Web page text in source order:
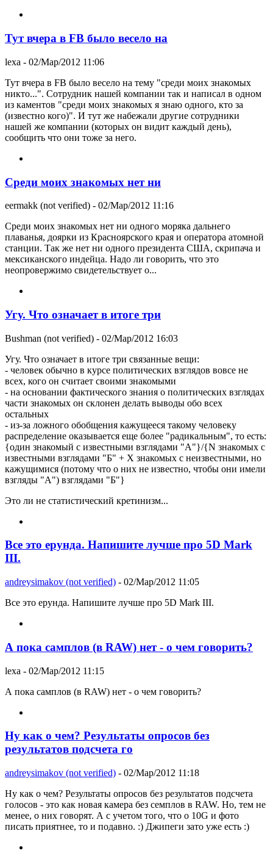
Тут вчера в FB было весело на
lexa - 02/Мар/2012 11:06
Тут вчера в FB было весело на тему "среди моих знакомых
никто...". Сотрудник нашей компании так и написал в одном
из каментов "среди моих знакомых я знаю одного, кто за
(известно кого)". И тут же набежали другие сотрудники
нашей же компании (которых он видит каждый день),
сообщить что они тоже за него.
Среди моих знакомых нет ни
eermakk (not verified) - 02/Мар/2012 11:16
Среди моих знакомых нет ни одного моряка дальнего
плаванья, доярки из Красноярского края и оператора атомной
станции. Так же нет ни одного президента США, скрипача и
мексиканского индейца. Надо ли говорить, что это
неопровержимо свидетельствует о...
Угу. Что означает в итоге три
Bushman (not verified) - 02/Мар/2012 16:03
Угу. Что означает в итоге три связанные вещи:
- человек обычно в курсе политических взглядов вовсе не
всех, кого он считает своими знакомыми
- на основании фактического знания о политических взглядах
части знакомых он склонен делать выводы обо всех
остальных
- из-за ложного обобщения кажущееся такому человеку
распределение оказывается еще более "радикальным", то есть:
{один знакомый с известными взглядами "А"}/{N знакомых с
известными взглядами "Б" + X знакомых с неизвестными, но
кажущимися (потому что о них не известно, чтобы они имели
взгляды "А") взглядами "Б"}
Это ли не статистический кретинизм...
Все это ерунда. Напишите лучше про 5D Mark
III.
andreysimakov (not verified) - 02/Мар/2012 11:05
Все это ерунда. Напишите лучше про 5D Mark III.
А пока самплов (в RAW) нет - о чем говорить?
lexa - 02/Мар/2012 11:15
А пока самплов (в RAW) нет - о чем говорить?
Ну как о чем? Результаты опросов без
результатов подсчета го
andreysimakov (not verified) - 02/Мар/2012 11:18
Ну как о чем? Результаты опросов без результатов подсчета
голосов - это как новая камера без семплов в RAW. Но, тем не
менее, о них говорят. А с учетом того, что о 10G и фото
писать приятнее, то и подавно. :) Джипеги зато уже есть :)